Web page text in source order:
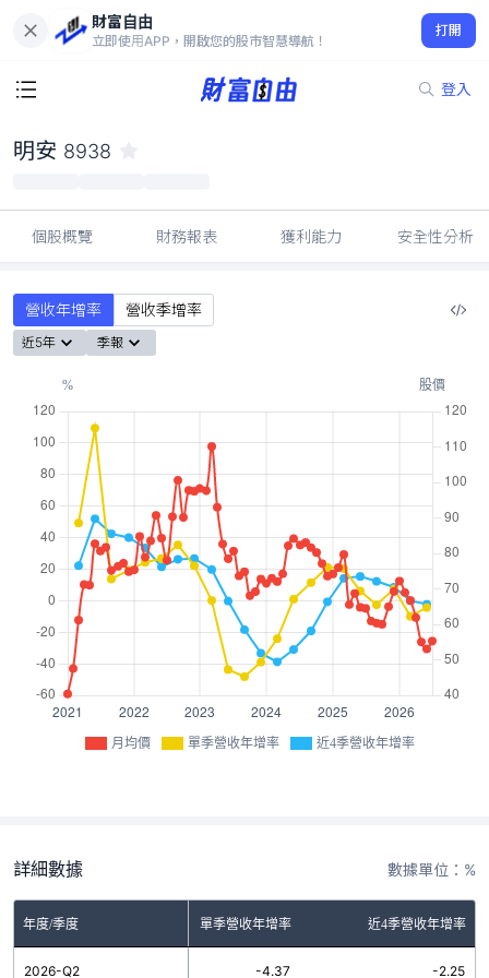
財富自由
立即使用APP，開啟您的股市智慧導航！
打開
登入
52.90
-1.3%
明安 8938
個股概覽 財務報表 獲利能力 安全性分析
營收年增率 營收季增率
近5年 季報
月均價 單季營收年增率 近4季營收年增率
詳細數據 數據單位：%
年度/季度 單季營收年增率 近4季營收年增率
2026-Q2 -4.37 -2.25